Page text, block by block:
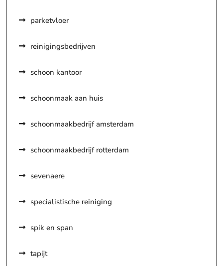
parketvloer
reinigingsbedrijven
schoon kantoor
schoonmaak aan huis
schoonmaakbedrijf amsterdam
schoonmaakbedrijf rotterdam
sevenaere
specialistische reiniging
spik en span
tapijt